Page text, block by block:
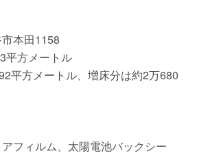
本田1158
平方メートル
平方メートル、増床分は約2万680
フィルム、太陽電池バックシー